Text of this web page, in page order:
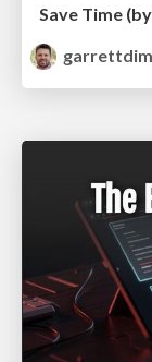
Save Time